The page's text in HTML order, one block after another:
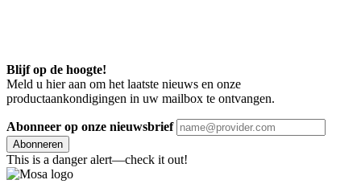
Blijf op de hoogte!
Meld u hier aan om het laatste nieuws en onze
productaankondigingen in uw mailbox te ontvangen.
Abonneer op onze nieuwsbrief
Abonneren
This is a danger alert—check it out!